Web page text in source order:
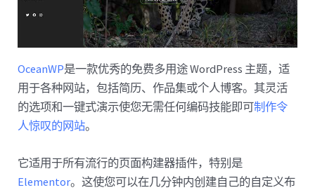
OceanWP是一款优秀的免费多用途 WordPress 主题，适
用于各种网站，包括简历、作品集或个人博客。其灵活
的选项和一键式演示使您无需任何编码技能即可制作令
人惊叹的网站。
它适用于所有流行的页面构建器插件，特别是
Elementor。这使您可以在几分钟内创建自己的自定义布